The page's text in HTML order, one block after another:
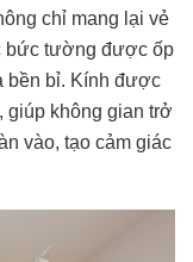
chỉ mang lại vẻ
bức tường được ốp
bền bỉ. Kính được
giúp không gian trở
vào, tạo cảm giác